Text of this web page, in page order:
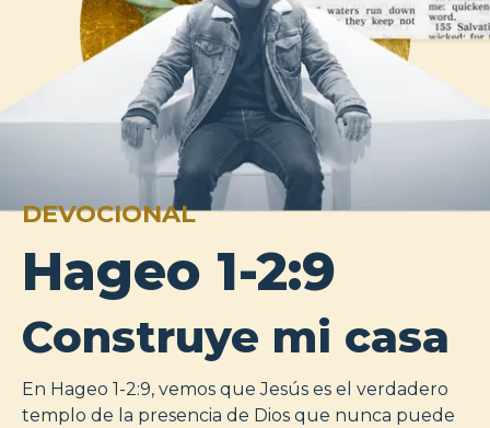
DEVOCIONAL
Hageo 1-2:9
Construye mi casa
En Hageo 1-2:9, vemos que Jesús es el verdadero
templo de la presencia de Dios que nunca puede